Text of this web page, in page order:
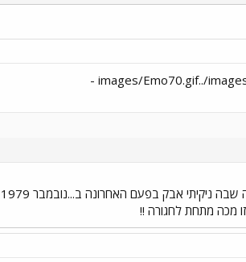
מכה מתחת לחגורה !!